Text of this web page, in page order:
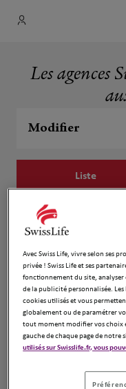
Les agences
Modifier
Liste
1
4.44 km 56100
Fermé
Tribout
Avec Swiss Life, vivre selon ses
privée ! Swiss Life et ses
fonctionnement du site,
de la publicité personnalisée.
cookies utilisés et vous
globalement ou de paramétrer
tout moment modifier vos choix
gauche de chaque page de notre
utilisés sur Swisslife.fr, vous